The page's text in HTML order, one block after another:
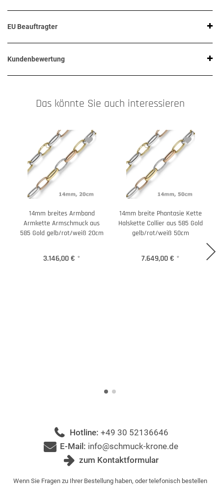
EU Beauftragter
Kundenbewertung
Das könnte Sie auch interessieren
14mm breites Armband
Armkette Armschmuck aus
585 Gold gelb/rot/weiß 20cm
3.146,00 € *
14mm breite Phantasie Kette
Halskette Collier aus 585 Gold
gelb/rot/weiß 50cm
7.649,00 € *
Hotline: +49 30 52136646
E-Mail: info@schmuck-krone.de
zum Kontaktformular
Wenn Sie Fragen zu Ihrer Bestellung haben, oder telefonisch bestellen